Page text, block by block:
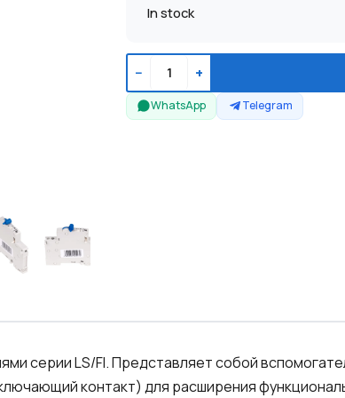
In stock
− +
WhatsApp Telegram
серии LS/FI. Представляет собой
контакт) для расширения